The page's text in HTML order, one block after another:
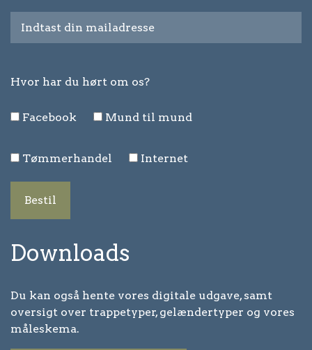
Hvor har du hørt om os?
Facebook Mund til mund
Tømmerhandel Internet
Bestil
Downloads
Du kan også hente vores digitale udgave, samt
oversigt over trappetyper, gelændertyper og vores
måleskema.